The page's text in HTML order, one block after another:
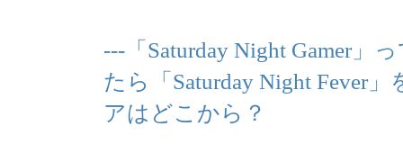
---「Saturday Night Gamer」
たら「Saturday Night Fever
アはどこから？